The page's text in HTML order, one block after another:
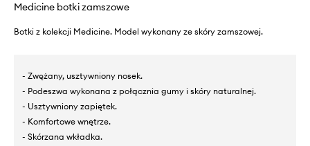
Medicine botki zamszowe
Botki z kolekcji Medicine. Model wykonany ze skóry zamszowej.
- Zwężany, usztywniony nosek.
- Podeszwa wykonana z połącznia gumy i skóry naturalnej.
- Usztywniony zapiętek.
- Komfortowe wnętrze.
- Skórzana wkładka.